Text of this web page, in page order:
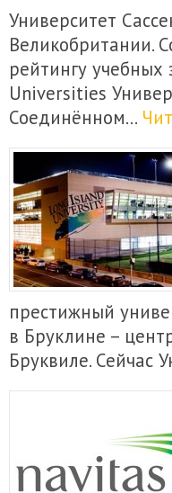
Университет
Великобритании.
рейтингу
Universities
Соединённом…
престижный
в Бруклине –
Бруквиле. Сейчас